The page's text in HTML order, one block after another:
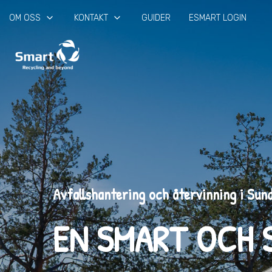
OM OSS keyboard_arrow_down KONTAKT keyboard_arrow_down GUIDER ESMART LOGIN
Avfallshantering och återvinning i
EN SMART OCH